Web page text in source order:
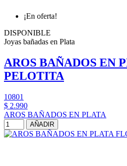
¡En oferta!
DISPONIBLE
Joyas bañadas en Plata
AROS BAÑADOS EN
PELOTITA
10801
$ 2.990
AROS BAÑADOS EN PLATA
AÑADIR